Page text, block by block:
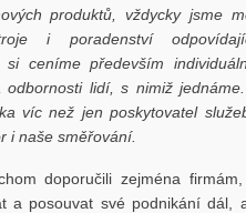
produktů, vždycky jsme
i poradenství
si ceníme především
odbornosti lidí, s nimiž
víc než jen poskytovatel
i naše směřování.
doporučili zejména
a posouvat své podnikání dál,